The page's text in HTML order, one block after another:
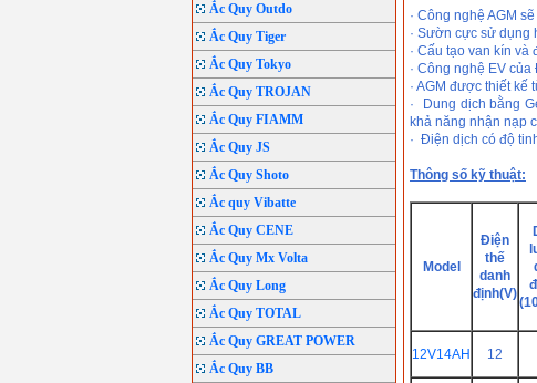
Ắc Quy Outdo
Ắc Quy Tiger
Ắc Quy Tokyo
Ắc Quy TROJAN
Ắc Quy FIAMM
Ắc Quy JS
Ắc Quy Shoto
Ắc quy Vibatte
Ắc Quy CENE
Ắc Quy Mx Volta
Ắc Quy Long
Ắc Quy TOTAL
Ắc Quy GREAT POWER
Ắc Quy BB
· Công nghệ AGM
· Sườn cực sử dụng
· Cấu tạo van kín
· Công nghệ EV
· AGM được thiết
· Dung dịch bằng
khả năng nhận nạp
· Điện dịch có độ
Thông số kỹ thuật:
Model
Điện
thế
danh
định(V)
12V14AH 12